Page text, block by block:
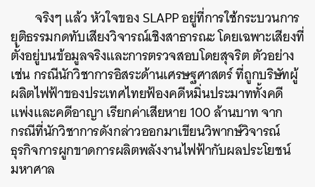
จริงๆ แล้ว หัวใจของ SLAPP อยู่ที่การใช้กระบวนการ
ยุติธรรมกดทับเสียงวิจารณ์เชิงสาธารณะ โดยเฉพาะเสียงที่
ตั้งอยู่บนข้อมูลจริงและการตรวจสอบโดยสุจริต ตัวอย่าง
เช่น กรณีนักวิชาการอิสระด้านเศรษฐศาสตร์ ที่ถูกบริษัทผู้
ผลิตไฟฟ้าของประเทศไทยฟ้องคดีหมิ่นประมาททั้งคดี
แพ่งและคดีอาญา เรียกค่าเสียหาย 100 ล้านบาท จาก
กรณีที่นักวิชาการดังกล่าวออกมาเขียนวิพากษ์วิจารณ์
ธุรกิจการผูกขาดการผลิตพลังงานไฟฟ้ากับผลประโยชน์
มหาศาล